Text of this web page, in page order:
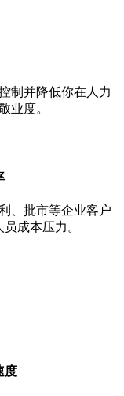
制并降低你在人力
业度。
、批市等企业客户
成本压力。
度